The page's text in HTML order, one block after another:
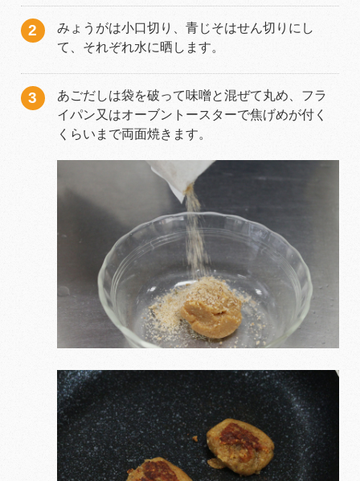
みょうがは小口切り、青じそはせん切りにし
て、それぞれ水に晒します。
あごだしは袋を破って味噌と混ぜて丸め、フラ
イパン又はオーブントースターで焦げめが付く
くらいまで両面焼きます。